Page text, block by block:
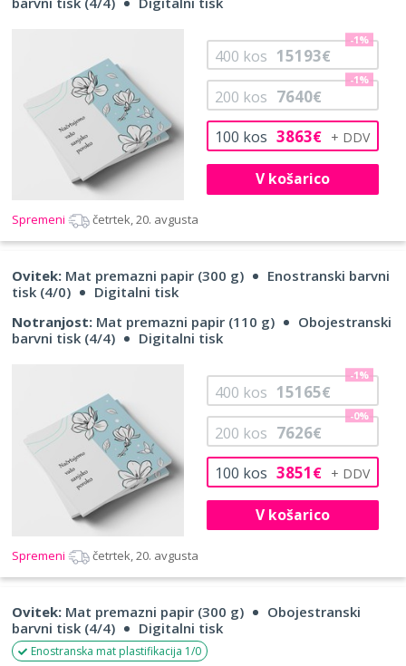
100 kos 3863€
200 kos 7640€
-1%
400 kos 15193€
-1%
V košarico
Spremeni četrtek, 20. avgusta
Ovitek: Mat premazni papir (300 g)
Enostranski barvni
tisk (4/0)
Digitalni tisk
Notranjost: Mat premazni papir (110 g)
Obojestranski
barvni tisk (4/4)
Digitalni tisk
100 kos 3851€
200 kos 7626€
-0%
400 kos 15165€
-1%
V košarico
Spremeni četrtek, 20. avgusta
Ovitek: Mat premazni papir (300 g)
Obojestranski
barvni tisk (4/4)
Digitalni tisk
Enostranska mat plastifikacija 1/0